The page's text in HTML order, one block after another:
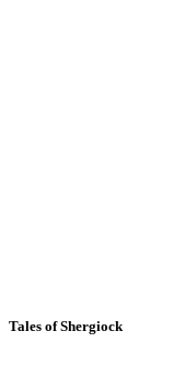
Tales of Shergiock